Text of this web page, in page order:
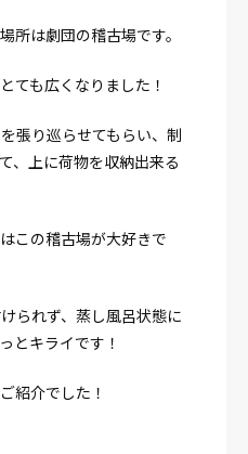
所は劇団の稽古場です。
ても広くなりました！
張り巡らせてもらい、制
、上に荷物を収納出来る
この稽古場が大好きで
られず、蒸し風呂状態に
とキライです！
紹介でした！